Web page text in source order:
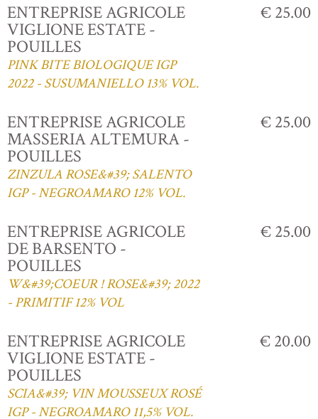
ENTREPRISE AGRICOLE
VIGLIONE ESTATE -
POUILLES
PINK BITE BIOLOGIQUE IGP
2022 - SUSUMANIELLO 13% VOL.
€ 25.00
ENTREPRISE AGRICOLE
MASSERIA ALTEMURA -
POUILLES
ZINZULA ROSE&#39; SALENTO
IGP - NEGROAMARO 12% VOL.
€ 25.00
ENTREPRISE AGRICOLE
DE BARSENTO -
POUILLES
W&#39;COEUR ! ROSE&#39; 2022
- PRIMITIF 12% VOL
€ 25.00
ENTREPRISE AGRICOLE
VIGLIONE ESTATE -
POUILLES
SCIA&#39; VIN MOUSSEUX ROSÉ
IGP - NEGROAMARO 11,5% VOL.
€ 20.00